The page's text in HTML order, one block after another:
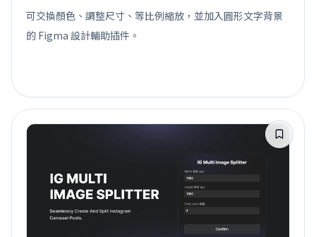
可交換顏色、調整尺寸、等比例縮放，並加入圓形文字背景
的 Figma 設計輔助插件。